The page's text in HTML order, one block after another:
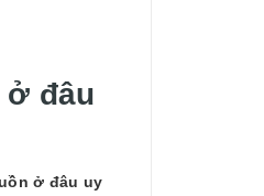
ở đâu
ở đâu uy